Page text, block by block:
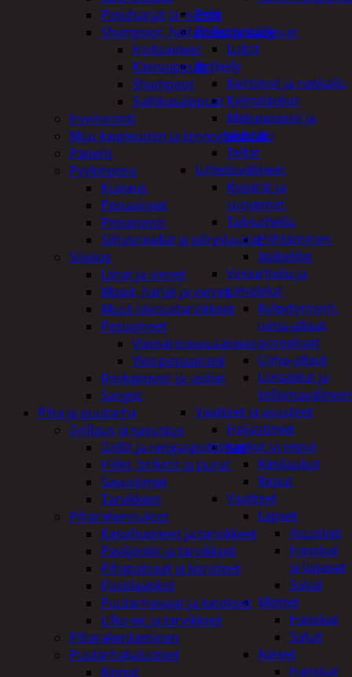
Pelit
Polkupyöräily
Lukot
Retkeily
Keittimet ja ruokailu
Kylmälaukut
Makuupussit ja
alustat
Teltat
Urheiluvälineet
Kypärät ja
suojaimet
Talviurheilu
Hiihtäminen
Jääkiekko
Vesiurheilu ja
uimalelut
Kylpytynnyrit,
uima-altaat,
porealtaat
Uima-altaat
Uimalelut ja
kelluntavälineet
Vaatteet ja asusteet
Heijastimet
Laukut ja reput
Käsilaukut
Reput
Vaatteet
Lapset
Asusteet
Hanskat
ja lapaset
Sukat
Miehet
Hanskat
Sukat
Naiset
Hanskat
Pesuharjat ja -sienet
Shampoot, hoitaineet ja saippuat
Hoitoaineet
Käsisaippuat
Shampoot
Suihkusaippuat
Hyvinvointi
Muu kauneuden ja terveydenhoito
Paperit
Pyykinpesu
Kuivaus
Pesuaineet
Pesupussit
Silitysraudat ja silityslaudat
Siivous
Liinat ja sienet
Mopit, harjat ja varret
Muut siivoustarvikkeet
Pesuaineet
Viemärinavausaineet
Yleispesuaineet
Roskapussit ja -astiat
Sangot
Piha ja puutarha
Grillaus ja savustus
Grillit ja rengaspolttimet
Hiilet, briketit ja purut
Savustimet
Tarvikkeet
Piharakennukset
Kasvihuoneet ja tarvikkeet
Paviljonkit ja tarvikkeet
Pihapatsaat ja koristeet
Postilaatikot
Puutarhavajat ja katokset
Ulko-wc ja tarvikkeet
Piharakentaminen
Puutarhakalusteet
Keinut